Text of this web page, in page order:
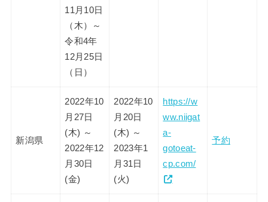
11月10日
（木）～
令和4年
12月25日
（日）
新潟県
2022年10
月27日
(木) ～
2022年12
月30日
(金)
2022年10
月20日
(木) ～
2023年1
月31日
(火)
https://w
ww.niigat
a-
gotoeat-
cp.com/
予約